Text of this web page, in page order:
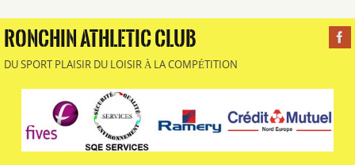
RONCHIN ATHLETIC CLUB
DU SPORT PLAISIR DU LOISIR À LA COMPÉTITION